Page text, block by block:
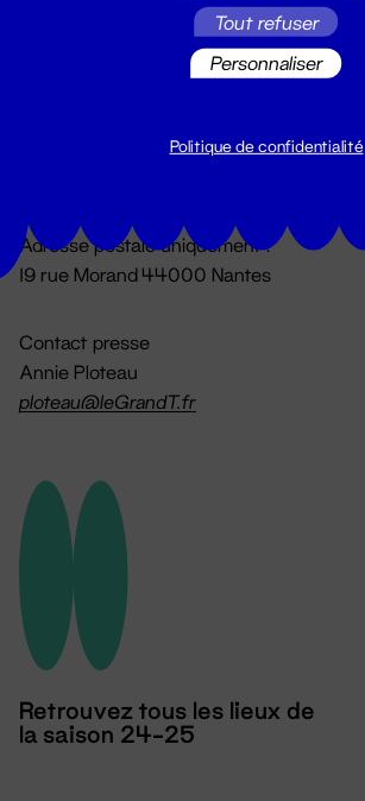
Du lundi au vendredi 14h → 18h
Adresse postale uniquement :
19 rue Morand 44000 Nantes
Contact presse
Annie Ploteau
ploteau@leGrandT.fr
Retrouvez tous les lieux de
la saison 24-25
Tout refuser
Personnaliser
Politique de confidentialité